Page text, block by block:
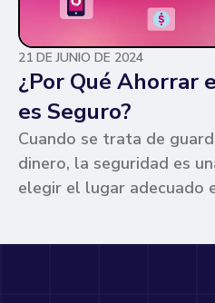
21 DE JUNIO DE 2024
¿Por Qué Ahorrar
es Seguro?
Cuando se trata de
dinero, la seguridad es
elegir el lugar adecuado